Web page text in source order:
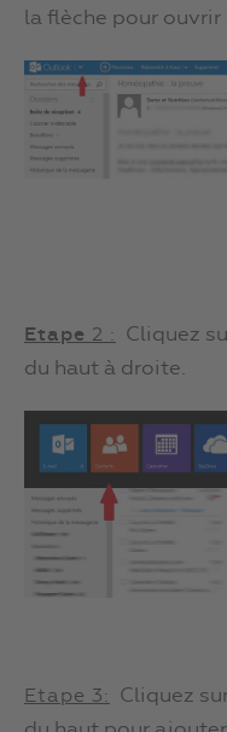
la flèche pour ouvrir
Etape 2 :
Cliquez
du haut à droite.
Etape 3:
Cliquez